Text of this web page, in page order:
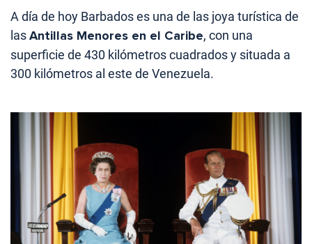
A día de hoy Barbados es una de las joya turística de
lasAntillas Menores en el Caribe, con una
superficie de 430 kilómetros cuadrados y situada a
300 kilómetros al este de Venezuela.